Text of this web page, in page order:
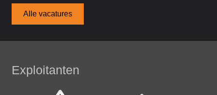
Alle vacatures
Exploitanten